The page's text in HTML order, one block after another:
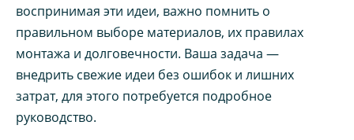
воспринимая эти идеи, важно помнить о
правильном выборе материалов, их правилах
монтажа и долговечности. Ваша задача —
внедрить свежие идеи без ошибок и лишних
затрат, для этого потребуется подробное
руководство.